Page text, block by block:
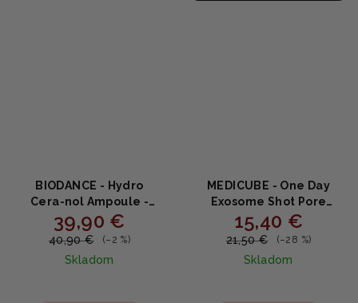
BIODANCE - Hydro
Cera‑nol Ampoule -
Hydratačno‑upokojujúca
ampulka s ceramidmi
39,90 €
40,90 € (–2 %)
Skladom
MEDICUBE - One Day
Exosome Shot Pore
Ampoule 25000 -
Sťahujúce ampulové
sérum s exozómami a
niacínamidom 13ml
15,40 €
21,50 € (–28 %)
Skladom